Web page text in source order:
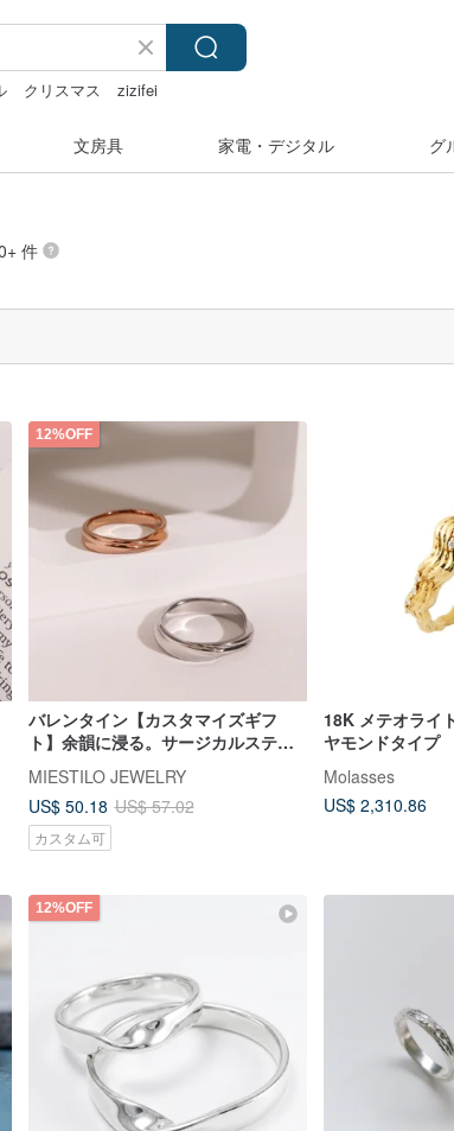
クリスマス
zizifei
文房具 家電・デジタル グ
件
12%OFF
バレンタイン【カスタマイズギフ
ト】余韻に浸る。サージカルステン
MIESTILO JEWELRY
US$ 50.18 US$ 57.02
カスタム可
18K メテオライ
ヤモンドタイプ
Molasses
US$ 2,310.86
12%OFF